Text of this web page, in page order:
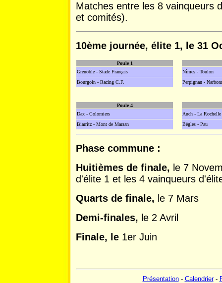
Matches entre les 8 vainqueurs
et comités).
10ème journée, élite 1, le 31
Poule 1
Grenoble - Stade Français
Nîmes - Toulon
Bourgoin - Racing C.F.
Perpignan -
Poule 4
Dax - Colomiers
Auch - La Rochelle
Biarritz - Mont de Marsan
Bègles - Pau
Phase commune :
Huitièmes de finale, le 7
d'élite 1 et les 4 vainqueurs
Quarts de finale, le 7 Mars
Demi-finales, le 2 Avril
Finale, le 1er Juin
Présentation- Calendrier-